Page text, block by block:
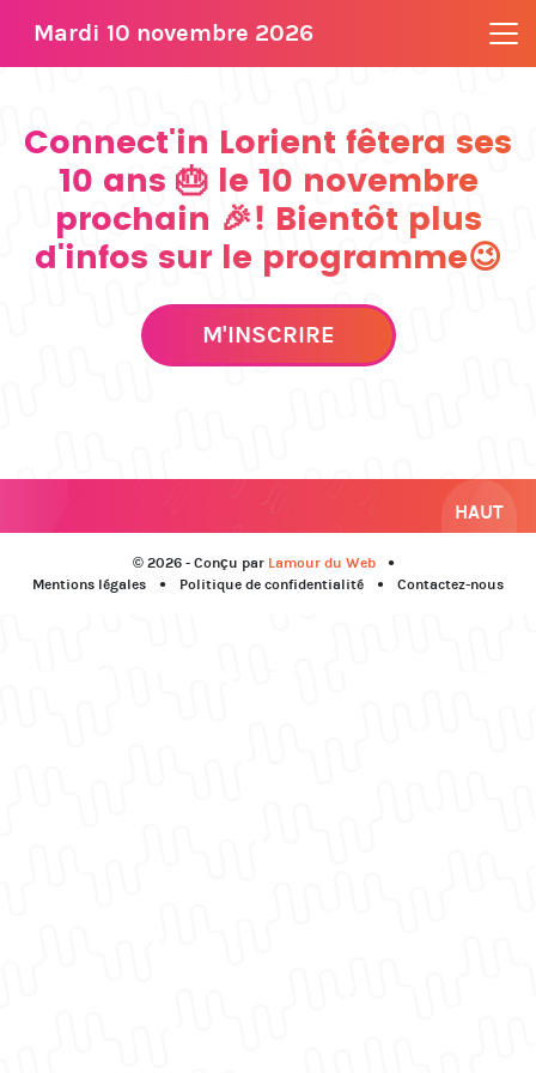
Mardi 10 novembre 2026
Connect'in Lorient fêtera ses
10 ans 🎂 le 10 novembre
prochain 🎉! Bientôt plus
d'infos sur le programme😉
M'INSCRIRE
HAUT
© 2026 - Conçu par Lamour du Web
Mentions légales
Politique de confidentialité Contactez-nous